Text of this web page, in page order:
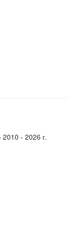
- 2026 г.